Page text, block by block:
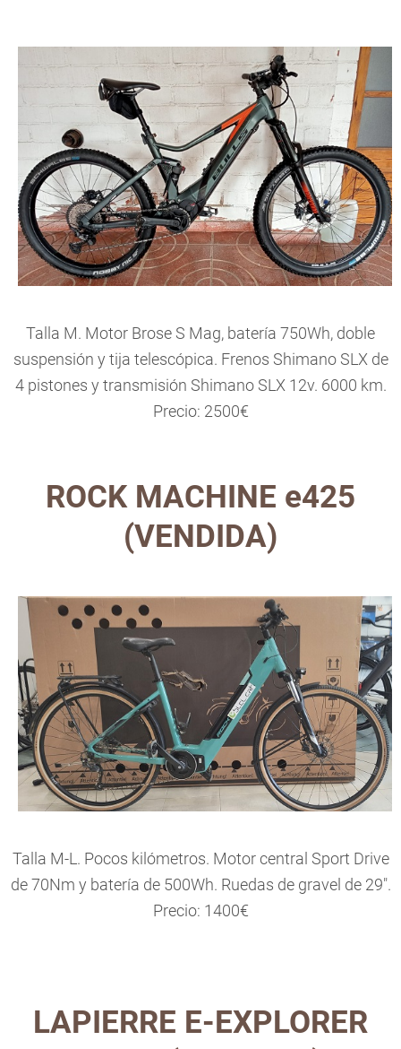
Talla M. Motor Brose S Mag, batería 750Wh, doble
suspensión y tija telescópica. Frenos Shimano SLX de
4 pistones y transmisión Shimano SLX 12v. 6000 km.
Precio: 2500€
ROCK MACHINE e425
(VENDIDA)
Talla M-L. Pocos kilómetros. Motor central Sport Drive
de 70Nm y batería de 500Wh. Ruedas de gravel de 29".
Precio: 1400€
LAPIERRE E-EXPLORER